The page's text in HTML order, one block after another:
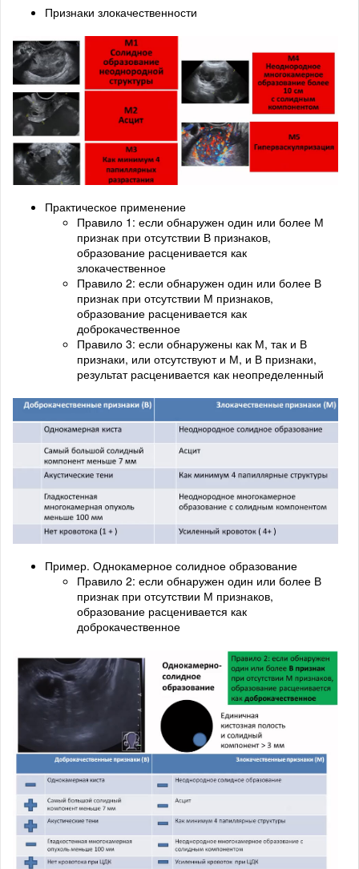
Признаки злокачественности
Практическое применение
Правило 1: если обнаружен один или более М
признак при отсутствии В признаков,
образование расценивается как
злокачественное
Правило 2: если обнаружен один или более В
признак при отсутствии М признаков,
образование расценивается как
доброкачественное
Правило 3: если обнаружены как М, так и В
признаки, или отсутствуют и М, и В признаки,
результат расценивается как неопределенный
Пример. Однокамерное солидное образование
Правило 2: если обнаружен один или более В
признак при отсутствии М признаков,
образование расценивается как
доброкачественное